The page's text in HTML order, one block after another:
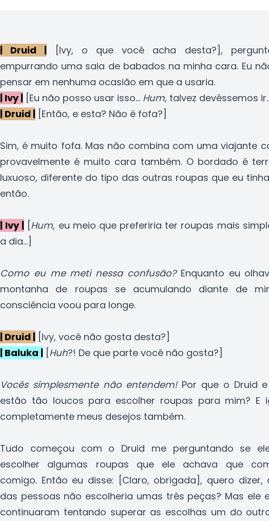
| Druid | [Ivy, o que você acha desta?],
empurrando uma saia de babados na minha cara. Eu
pensar em nenhuma ocasião em que a usaria.
| Ivy | [Eu não posso usar isso... Hum, talvez devêssemos
| Druid | [Então, e esta? Não é fofa?]
Sim, é muito fofa. Mas não combina com uma viajante
provavelmente é muito cara também. O bordado é
luxuoso, diferente do tipo das outras roupas que eu
então.
| Ivy | [Hum, eu meio que preferiria ter roupas mais
a dia...]
Como eu me meti nessa confusão?Enquanto eu
montanha de roupas se acumulando diante de
consciência voou para longe.
| Druid | [Ivy, você não gosta desta?]
| Baluka | [Huh?! De que parte você não gosta?]
Vocês simplesmente não entendem!Por que o Druid e
estão tão loucos para escolher roupas para mim? E
completamente meus desejos também.
Tudo começou com o Druid me perguntando se
escolher algumas roupas que ele achava que
comigo. Então eu disse: [Claro, obrigada], quero dizer,
das pessoas não escolheria umas três peças? Mas ele
continuaram tentando superar as escolhas um do